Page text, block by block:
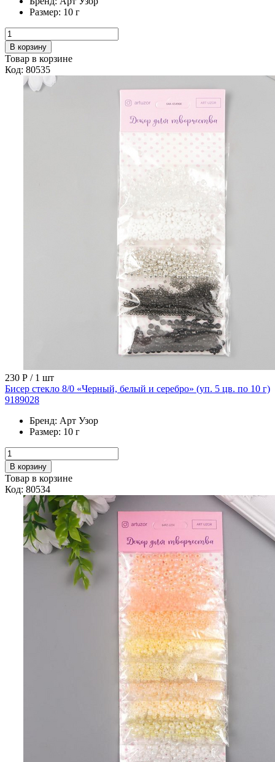
Размер: 10 г
В корзину
Товар в корзине
Код: 80535
230 Р / 1 шт
Бисер стекло 8/0 «Черный, белый и серебро» (уп. 5 цв. по 10 г)
9189028
Бренд: Арт Узор
Размер: 10 г
В корзину
Товар в корзине
Код: 80534